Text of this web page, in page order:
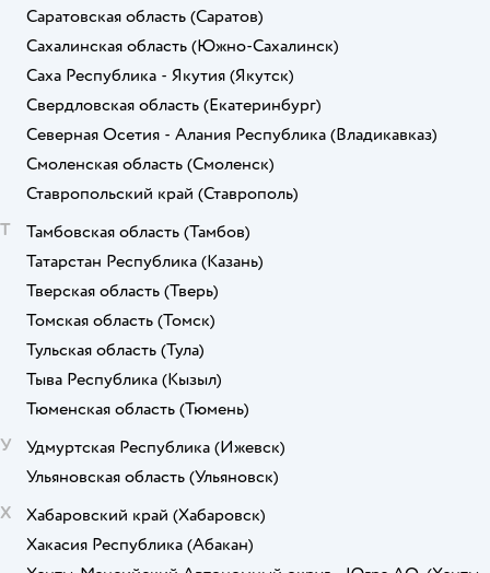
Саратовская область (Саратов)
Сахалинская область (Южно-Сахалинск)
Саха Республика - Якутия (Якутск)
Свердловская область (Екатеринбург)
Северная Осетия - Алания Республика (Владикавказ)
Смоленская область (Смоленск)
Ставропольский край (Ставрополь)
Т
Тамбовская область (Тамбов)
Татарстан Республика (Казань)
Тверская область (Тверь)
Томская область (Томск)
Тульская область (Тула)
Тыва Республика (Кызыл)
Тюменская область (Тюмень)
У
Удмуртская Республика (Ижевск)
Ульяновская область (Ульяновск)
Х
Хабаровский край (Хабаровск)
Хакасия Республика (Абакан)